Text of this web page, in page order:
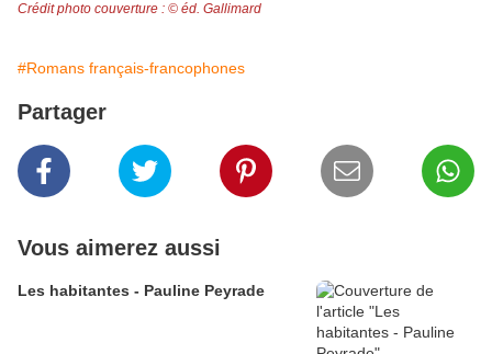
Crédit photo couverture : © éd. Gallimard
#Romans français-francophones
Partager
Vous aimerez aussi
Les habitantes - Pauline Peyrade